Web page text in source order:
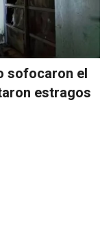
sofocaron el
estragos